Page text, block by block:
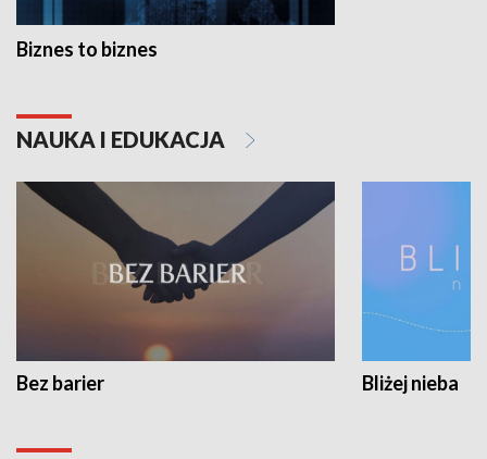
Biznes to biznes
NAUKA I EDUKACJA
Bez barier Bliżej nieba